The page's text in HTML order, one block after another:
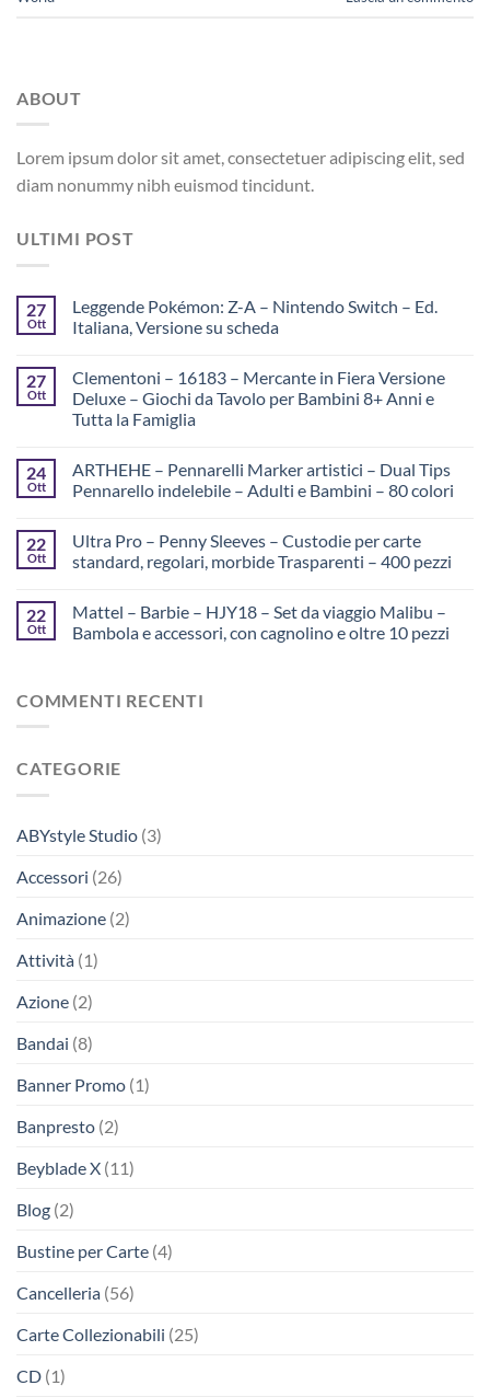
ABOUT
Lorem ipsum dolor sit amet, consectetuer adipiscing elit, sed
diam nonummy nibh euismod tincidunt.
ULTIMI POST
27
Ott
Leggende Pokémon: Z-A – Nintendo Switch – Ed.
Italiana, Versione su scheda
27
Ott
Clementoni – 16183 – Mercante in Fiera Versione
Deluxe – Giochi da Tavolo per Bambini 8+ Anni e
Tutta la Famiglia
24
Ott
ARTHEHE – Pennarelli Marker artistici – Dual Tips
Pennarello indelebile – Adulti e Bambini – 80 colori
22
Ott
Ultra Pro – Penny Sleeves – Custodie per carte
standard, regolari, morbide Trasparenti – 400 pezzi
22
Ott
Mattel – Barbie – HJY18 – Set da viaggio Malibu –
Bambola e accessori, con cagnolino e oltre 10 pezzi
COMMENTI RECENTI
CATEGORIE
ABYstyle Studio (3)
Accessori (26)
Animazione (2)
Attività (1)
Azione (2)
Bandai (8)
Banner Promo (1)
Banpresto (2)
Beyblade X (11)
Blog (2)
Bustine per Carte (4)
Cancelleria (56)
Carte Collezionabili (25)
CD (1)